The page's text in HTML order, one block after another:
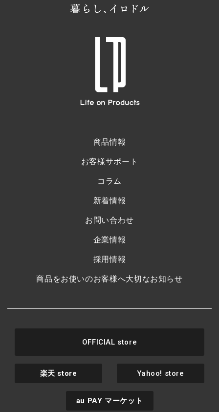
商品情報
お客様サポート
コラム
新着情報
お問い合わせ
企業情報
採用情報
商品をお使いのお客様へ大切なお知らせ
OFFICIAL store
楽天 store Yahoo! store
au PAY マーケット